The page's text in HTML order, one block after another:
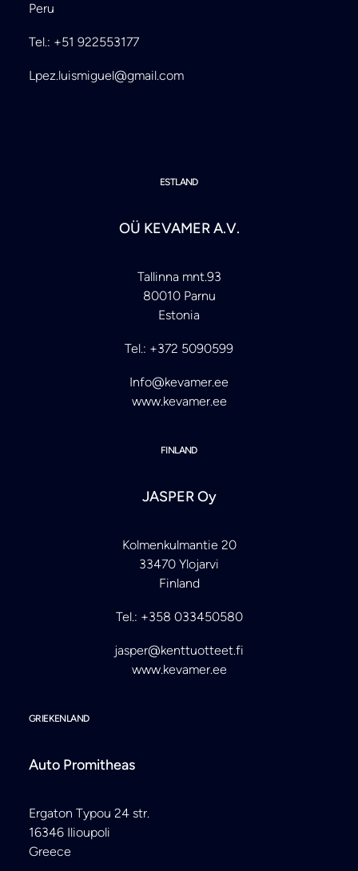
Peru
Tel.: +51 922553177
Lpez.luismiguel@gmail.com
ESTLAND
OÜ KEVAMER A.V.
Tallinna mnt.93
80010 Parnu
Estonia
Tel.: +372 5090599
Info@kevamer.ee
www.kevamer.ee
FINLAND
JASPER Oy
Kolmenkulmantie 20
33470 Ylojarvi
Finland
Tel.: +358 033450580
jasper@kenttuotteet.fi
www.kevamer.ee
GRIEKENLAND
Auto Promitheas
Ergaton Typou 24 str.
16346 Ilioupoli
Greece